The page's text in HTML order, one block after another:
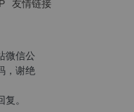
友情链接
微信公
，谢绝
。